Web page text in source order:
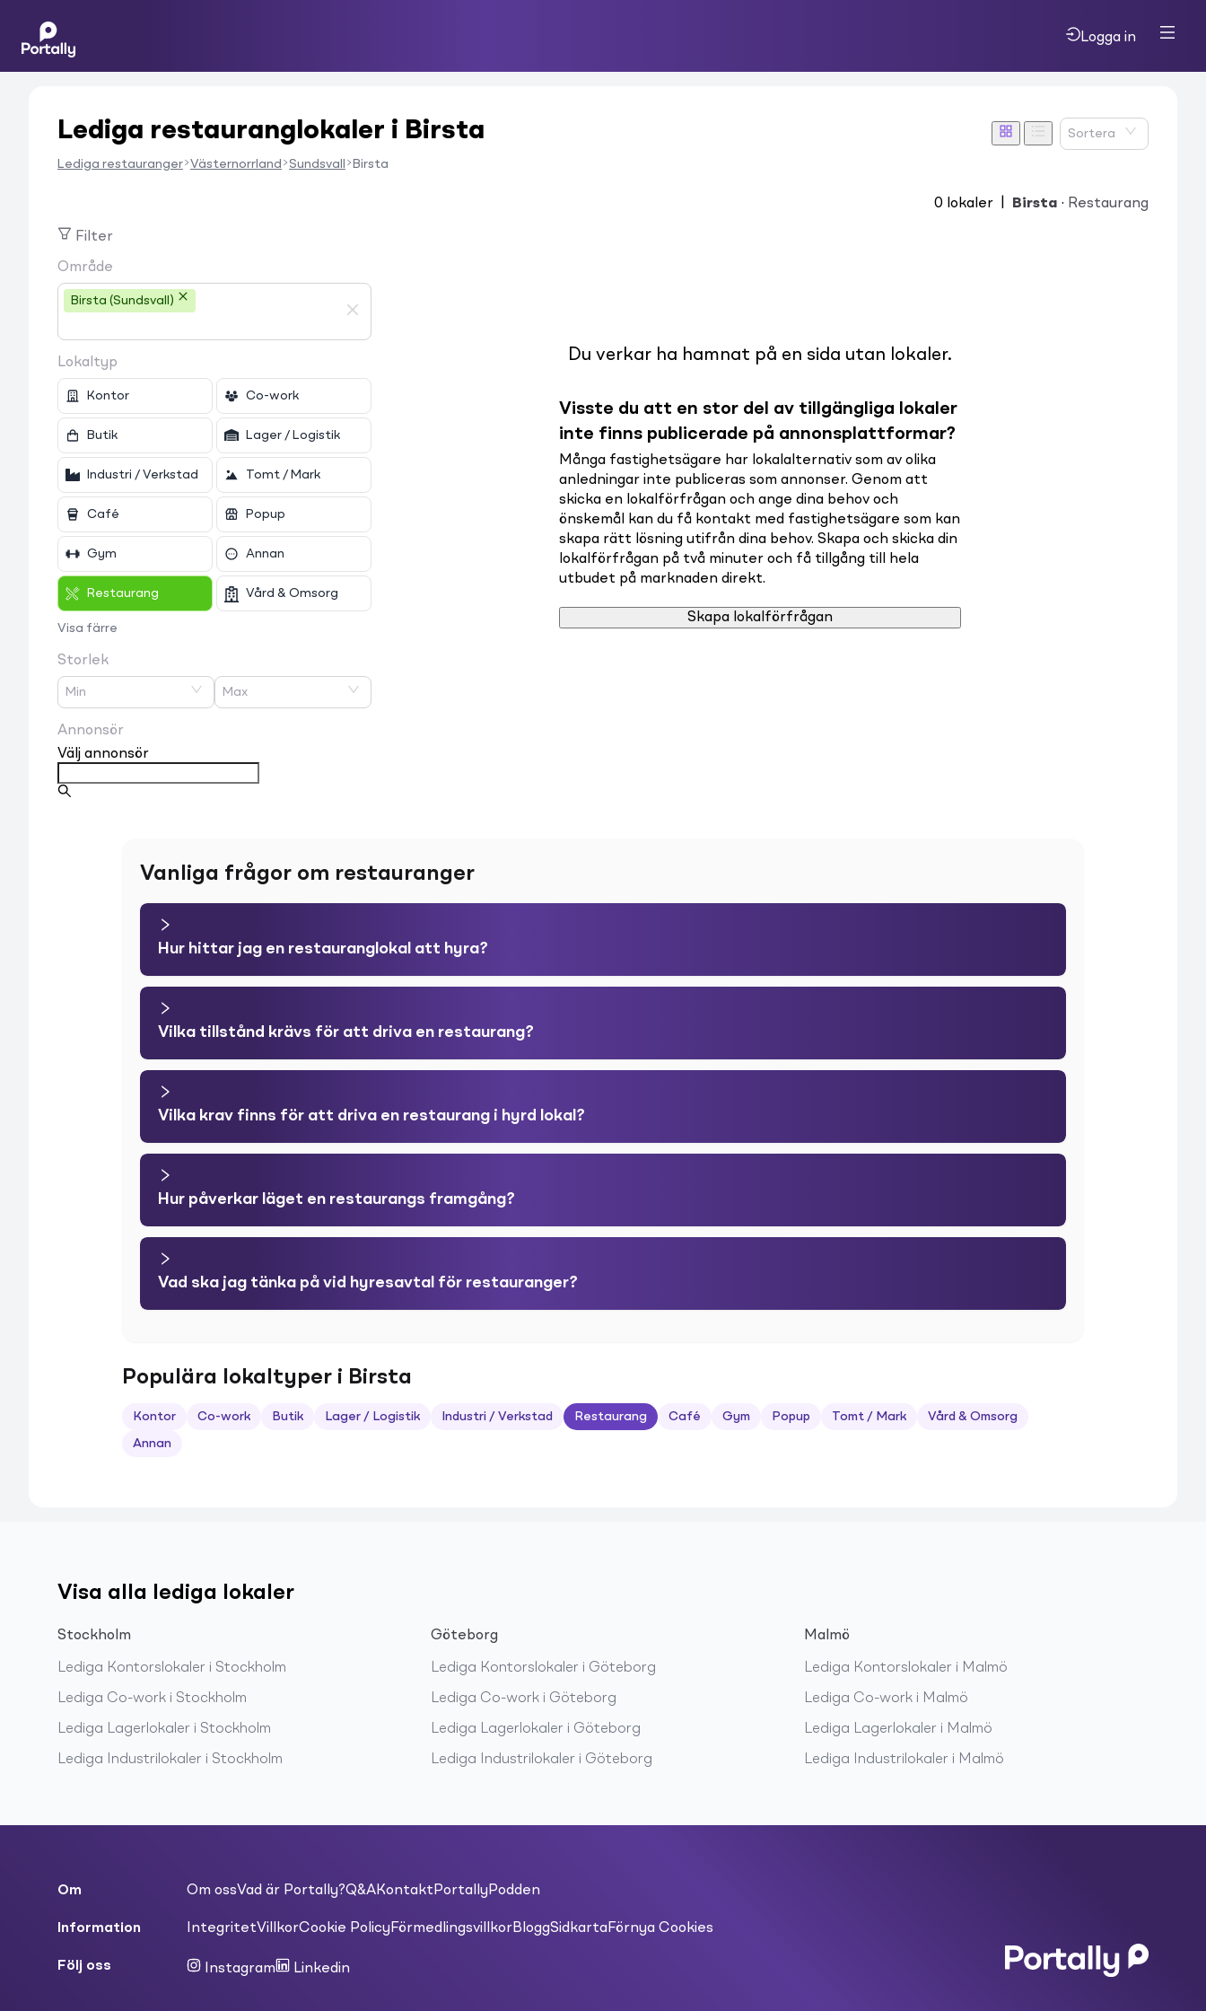
Logga in
Lediga restauranglokaler i Birsta
Lediga restauranger Västernorrland Sundsvall Birsta
Sortera
0 lokaler Birsta · Restaurang
Filter
Område
Birsta (Sundsvall)
Lokaltyp
Kontor Co-work
Butik Lager / Logistik
Industri / Verkstad Tomt / Mark
Café Popup
Gym Annan
Restaurang Vård & Omsorg
Visa färre
Storlek
Min Max
Annonsör
Välj annonsör
Du verkar ha hamnat på en sida utan lokaler.
Visste du att en stor del av tillgängliga lokaler
inte finns publicerade på annonsplattformar?
Många fastighetsägare har lokalalternativ som av olika
anledningar inte publiceras som annonser. Genom att
skicka en lokalförfrågan och ange dina behov och
önskemål kan du få kontakt med fastighetsägare som kan
skapa rätt lösning utifrån dina behov. Skapa och skicka din
lokalförfrågan på två minuter och få tillgång till hela
utbudet på marknaden direkt.
Skapa lokalförfrågan
Vanliga frågor om restauranger
Hur hittar jag en restauranglokal att hyra?
Vilka tillstånd krävs för att driva en restaurang?
Vilka krav finns för att driva en restaurang i hyrd lokal?
Hur påverkar läget en restaurangs framgång?
Vad ska jag tänka på vid hyresavtal för restauranger?
Populära lokaltyper i Birsta
Kontor Co-work Butik Lager / Logistik Industri / Verkstad Restaurang Café Gym Popup Tomt / Mark Vård & Omsorg
Annan
Visa alla lediga lokaler
Stockholm
Lediga Kontorslokaler i Stockholm
Lediga Co-work i Stockholm
Lediga Lagerlokaler i Stockholm
Lediga Industrilokaler i Stockholm
Göteborg
Lediga Kontorslokaler i Göteborg
Lediga Co-work i Göteborg
Lediga Lagerlokaler i Göteborg
Lediga Industrilokaler i Göteborg
Malmö
Lediga Kontorslokaler i Malmö
Lediga Co-work i Malmö
Lediga Lagerlokaler i Malmö
Lediga Industrilokaler i Malmö
Om Om ossVad är Portally?Q&AKontakt PortallyPodden
Information IntegritetVillkorCookie Policy FörmedlingsvillkorBloggSidkarta Förnya Cookies
Följ oss Instagram Linkedin